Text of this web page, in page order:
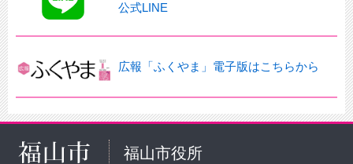
公式LINE
広報「ふくやま」電子版はこちらから
福山市役所